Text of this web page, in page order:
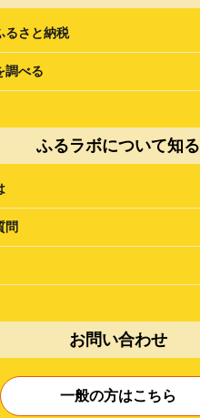
るさと納税
調べる
ふるラボについて知る
問
お問い合わせ
一般の方はこちら